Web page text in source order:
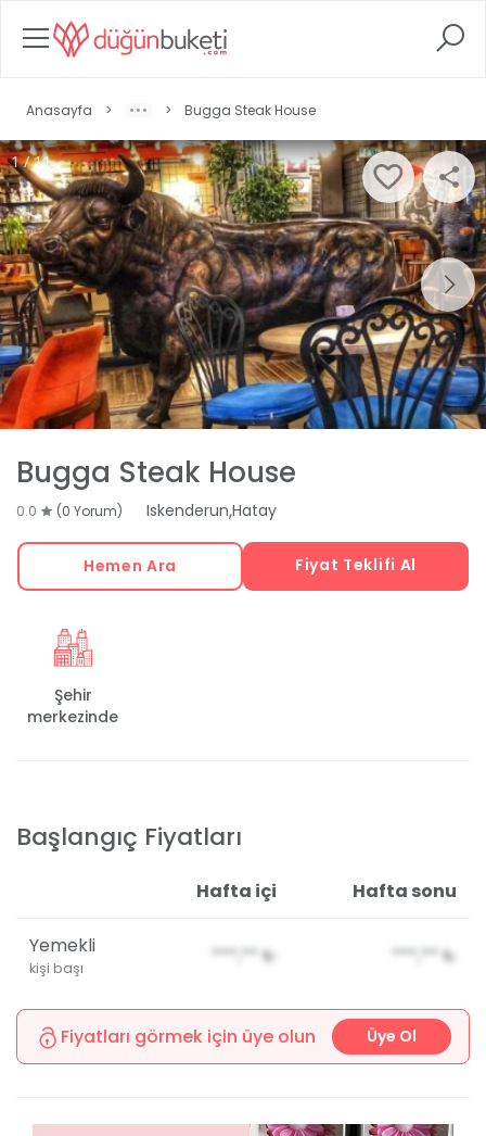
Anasayfa > > Bugga Steak House
1 / 11
Bugga Steak House
0.0 (0 Yorum) Iskenderun,Hatay
Hemen Ara Fiyat Teklifi Al
Şehir
merkezinde
Başlangıç Fiyatları
Hafta içi Hafta sonu
Yemekli
kişi başı
***,** ₺ ***,** ₺
Fiyatları görmek için üye olun Üye Ol